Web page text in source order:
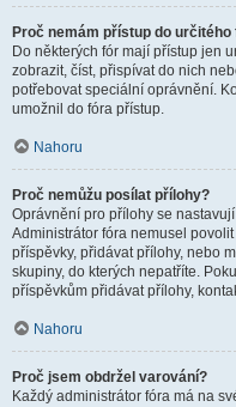
Proč nemám přístup do určitého
Do některých fór mají přístup jen
zobrazit, číst, přispívat do nich
potřebovat speciální oprávnění.
umožnil do fóra přístup.
Nahoru
Proč nemůžu posílat přílohy?
Oprávnění pro přílohy se
Administrátor fóra nemusel
příspěvky, přidávat přílohy, nebo
skupiny, do kterých nepatříte.
příspěvkům přidávat přílohy,
Nahoru
Proč jsem obdržel varování?
Každý administrátor fóra má na